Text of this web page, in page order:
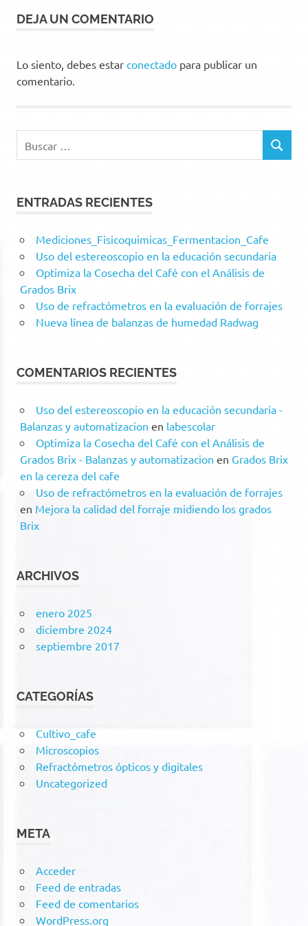
DEJA UN COMENTARIO
Lo siento, debes estar conectado para publicar un
comentario.
BUSCAR
ENTRADAS RECIENTES
Mediciones_Fisicoquimicas_Fermentacion_Cafe
Uso del estereoscopio en la educación secundaria
Optimiza la Cosecha del Café con el Análisis de
Grados Brix
Uso de refractómetros en la evaluación de forrajes
Nueva línea de balanzas de humedad Radwag
COMENTARIOS RECIENTES
Uso del estereoscopio en la educación secundaria -
Balanzas y automatizacion en labescolar
Optimiza la Cosecha del Café con el Análisis de
Grados Brix - Balanzas y automatizacion en Grados Brix
en la cereza del cafe
Uso de refractómetros en la evaluación de forrajes
en Mejora la calidad del forraje midiendo los grados
Brix
ARCHIVOS
enero 2025
diciembre 2024
septiembre 2017
CATEGORÍAS
Cultivo_cafe
Microscopios
Refractómetros ópticos y digitales
Uncategorized
META
Acceder
Feed de entradas
Feed de comentarios
WordPress.org